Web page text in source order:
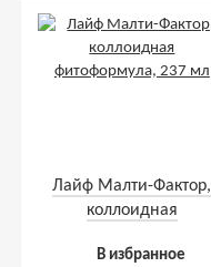
Лайф Малти-Фактор,
коллоидная
В избранное